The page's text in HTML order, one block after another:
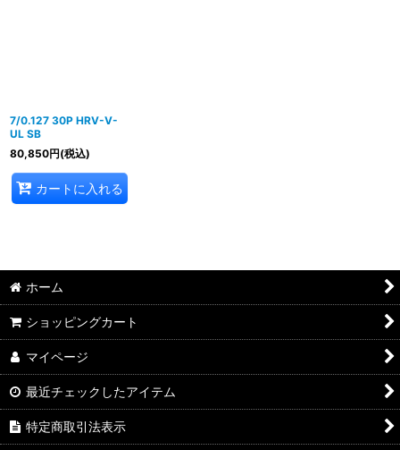
7/0.127 30P HRV-V-
UL SB
80,850円(税込)
カートに入れる
ホーム
ショッピングカート
マイページ
最近チェックしたアイテム
特定商取引法表示